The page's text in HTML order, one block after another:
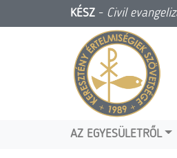
KÉSZ - Civil
AZ EGYESÜLETRŐL